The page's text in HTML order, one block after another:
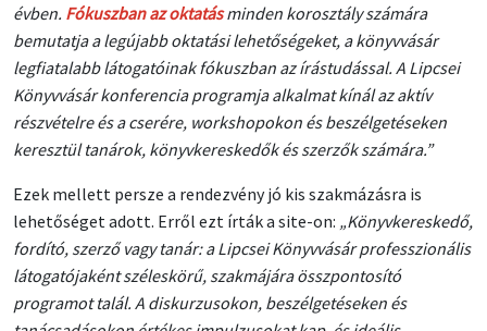
évben. Fókuszban az oktatásminden korosztály számára
bemutatja a legújabb oktatási lehetőségeket, a könyvvásár
legfiatalabb látogatóinak fókuszban az írástudással. A Lipcsei
Könyvvásár konferencia programja alkalmat kínál az aktív
részvételre és a cserére, workshopokon és beszélgetéseken
keresztül tanárok, könyvkereskedők és szerzők számára.”
Ezek mellett persze a rendezvény jó kis szakmázásra is
lehetőséget adott. Erről ezt írták a site-on: „Könyvkereskedő,
fordító, szerző vagy tanár: a Lipcsei Könyvvásár professzionális
látogatójaként széleskörű, szakmájára összpontosító
programot talál. A diskurzusokon, beszélgetéseken és